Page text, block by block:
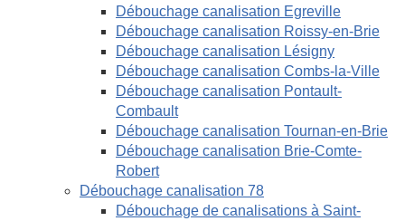
Débouchage canalisation Egreville
Débouchage canalisation Roissy-en-Brie
Débouchage canalisation Lésigny
Débouchage canalisation Combs-la-Ville
Débouchage canalisation Pontault-
Combault
Débouchage canalisation Tournan-en-Brie
Débouchage canalisation Brie-Comte-
Robert
Débouchage canalisation 78
Débouchage de canalisations à Saint-